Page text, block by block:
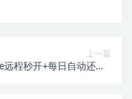
上一篇
程秒开+每日自动还原 |